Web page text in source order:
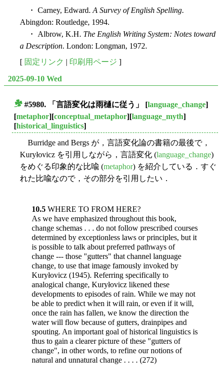
・ Carney, Edward. A Survey of English Spelling.
Abingdon: Routledge, 1994.
・ Albrow, K.H. The English Writing System: Notes toward
a Description. London: Longman, 1972.
[ 固定リンク | 印刷用ページ ]
2025-09-10 Wed
#5980. 「言語変化は雨樋に従う」 [language_change]
[metaphor][conceptual_metaphor][language_myth]
[historical_linguistics]
Burridge and Bergs が，言語変化論の書籍の最後で，
Kuryłovicz を引用しながら，言語変化 (language_change)
をめぐる印象的な比喩 (metaphor) を紹介している．すぐ
れた比喩なので，その部分を引用したい．
10.5 WHERE TO FROM HERE?
As we have emphasized throughout this book,
change schemas . . . do not follow prescribed courses
determined by exceptionless laws or principles, but it
is possible to talk about preferred pathways of
change --- those "gutters" that channel language
change, to use that image famously invoked by
Kuryłovicz (1945). Referring specifically to
analogical change, Kuryłovicz likened these
developments to episodes of rain. While we may not
be able to predict when it will rain, or even if it will,
once the rain has fallen, we know the direction the
water will flow because of gutters, drainpipes and
spouting. An important goal of historical linguistics is
thus to gain a clearer picture of these "gutters of
change", in other words, to refine our notions of
natural and unnatural change . . . . (272)